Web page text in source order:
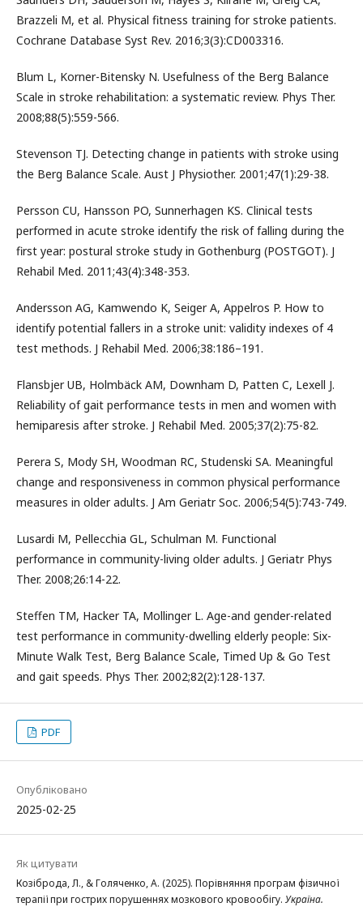
Brazzeli M, et al. Physical fitness training for stroke patients.
Cochrane Database Syst Rev. 2016;3(3):CD003316.
Blum L, Korner-Bitensky N. Usefulness of the Berg Balance
Scale in stroke rehabilitation: a systematic review. Phys Ther.
2008;88(5):559-566.
Stevenson TJ. Detecting change in patients with stroke using
the Berg Balance Scale. Aust J Physiother. 2001;47(1):29-38.
Persson CU, Hansson PO, Sunnerhagen KS. Clinical tests
performed in acute stroke identify the risk of falling during the
first year: postural stroke study in Gothenburg (POSTGOT). J
Rehabil Med. 2011;43(4):348-353.
Andersson AG, Kamwendo K, Seiger A, Appelros P. How to
identify potential fallers in a stroke unit: validity indexes of 4
test methods. J Rehabil Med. 2006;38:186–191.
Flansbjer UB, Holmbäck AM, Downham D, Patten C, Lexell J.
Reliability of gait performance tests in men and women with
hemiparesis after stroke. J Rehabil Med. 2005;37(2):75-82.
Perera S, Mody SH, Woodman RC, Studenski SA. Meaningful
change and responsiveness in common physical performance
measures in older adults. J Am Geriatr Soc. 2006;54(5):743-749.
Lusardi M, Pellecchia GL, Schulman M. Functional
performance in community-living older adults. J Geriatr Phys
Ther. 2008;26:14-22.
Steffen TM, Hacker TA, Mollinger L. Age-and gender-related
test performance in community-dwelling elderly people: Six-
Minute Walk Test, Berg Balance Scale, Timed Up & Go Test
and gait speeds. Phys Ther. 2002;82(2):128-137.
PDF
Опубліковано
2025-02-25
Як цитувати
Козіброда, Л., & Голяченко, А. (2025). Порівняння програм фізичної
терапії при гострих порушеннях мозкового кровообігу. Україна.